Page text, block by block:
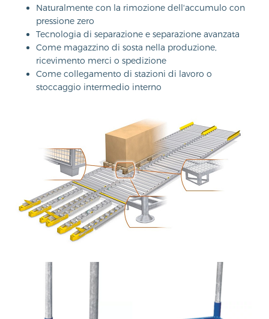
Naturalmente con la rimozione dell'accumulo con
pressione zero
Tecnologia di separazione e separazione avanzata
Come magazzino di sosta nella produzione,
ricevimento merci o spedizione
Come collegamento di stazioni di lavoro o
stoccaggio intermedio interno